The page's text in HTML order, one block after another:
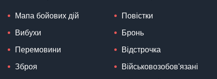
Мапа бойових дій
Вибухи
Перемовини
Зброя
Повістки
Бронь
Відстрочка
Військовозобов'язані